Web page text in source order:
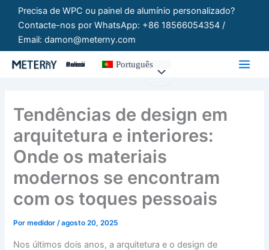
Saltar
conteúdo
Precisa de WPC ou painel de alumínio personalizado?
Contacte-nos por WhatsApp: +86 18566054354 /
Email: damon@meterny.com
Painéis Personalizados Português
Tendências de design em
arquitetura e interiores:
Onde os materiais
modernos se encontram
com os toques pessoais
Pormedidor/agosto 20, 2025
Nos últimos dois anos, a arquitetura e o design de